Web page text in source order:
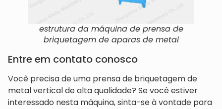
estrutura da máquina de prensa de
briquetagem de aparas de metal
Entre em contato conosco
Você precisa de uma prensa de briquetagem de
metal vertical de alta qualidade? Se você estiver
interessado nesta máquina, sinta-se à vontade para